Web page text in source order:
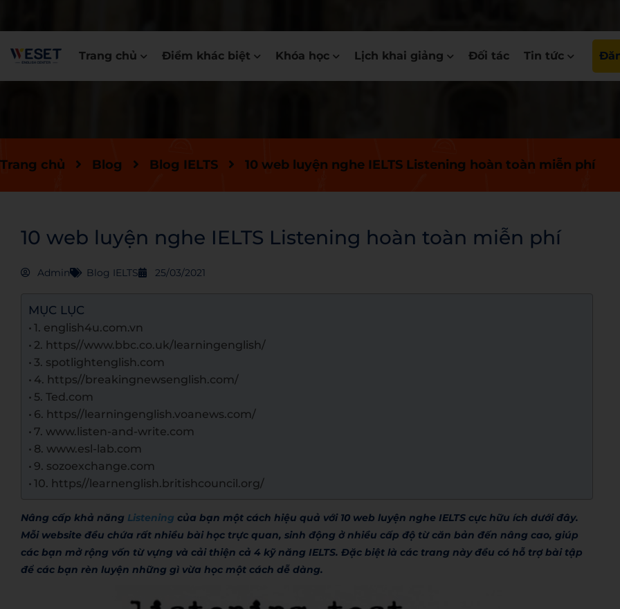
Trang chủ Điểm khác biệt Khóa học Lịch khai giảng Đối tác Tin tức
Trang chủ Blog Blog IELTS 10 web luyện nghe IELTS Listening hoàn toàn miễn phí
10 web luyện nghe IELTS Listening hoàn toàn miễn phí
Admin Blog IELTS 25/03/2021
MỤC LỤC
1. english4u.com.vn
2. https//www.bbc.co.uk/learningenglish/
3. spotlightenglish.com
4. https//breakingnewsenglish.com/
5. Ted.com
6. https//learningenglish.voanews.com/
7. www.listen-and-write.com
8. www.esl-lab.com
9. sozoexchange.com
10. https//learnenglish.britishcouncil.org/
Nâng cấp khả năng Listening của bạn một cách hiệu quả với 10 web luyện nghe IELTS cực hữu ích dưới đây.
Mỗi website đều chứa rất nhiều bài học trực quan, sinh động ở nhiều cấp độ từ căn bản đến nâng cao, giúp
các bạn mở rộng vốn từ vựng và cải thiện cả 4 kỹ năng IELTS. Đặc biệt là các trang này đều có hỗ trợ bài tập
để các bạn rèn luyện những gì vừa học một cách dễ dàng.